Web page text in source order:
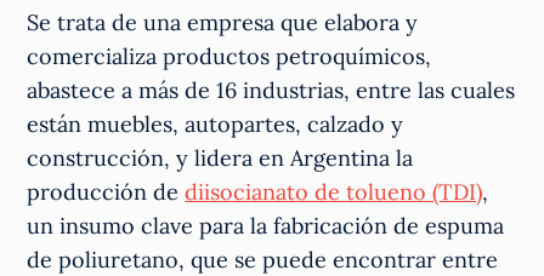
Se trata de una empresa que elabora y
comercializa productos petroquímicos,
abastece a más de 16 industrias, entre las cuales
están muebles, autopartes, calzado y
construcción, y lidera en Argentina la
producción dediisocianato de tolueno (TDI),
un insumo clave para la fabricación de espuma
de poliuretano, que se puede encontrar entre